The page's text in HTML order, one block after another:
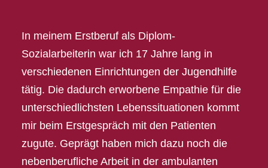
In meinem Erstberuf als Diplom-
Sozialarbeiterin war ich 17 Jahre lang in
verschiedenen Einrichtungen der Jugendhilfe
tätig. Die dadurch erworbene Empathie für die
unterschiedlichsten Lebenssituationen kommt
mir beim Erstgespräch mit den Patienten
zugute. Geprägt haben mich dazu noch die
nebenberufliche Arbeit in der ambulanten